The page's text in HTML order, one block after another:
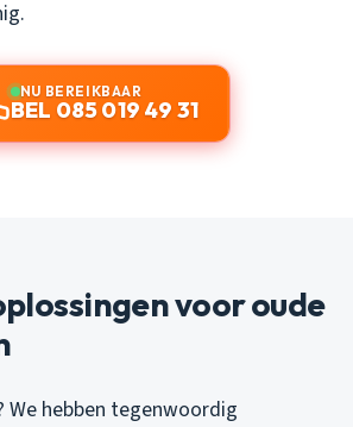
NU BEREIKBAAR
BEL 085 019 49 31
voor oude
We hebben tegenwoordig